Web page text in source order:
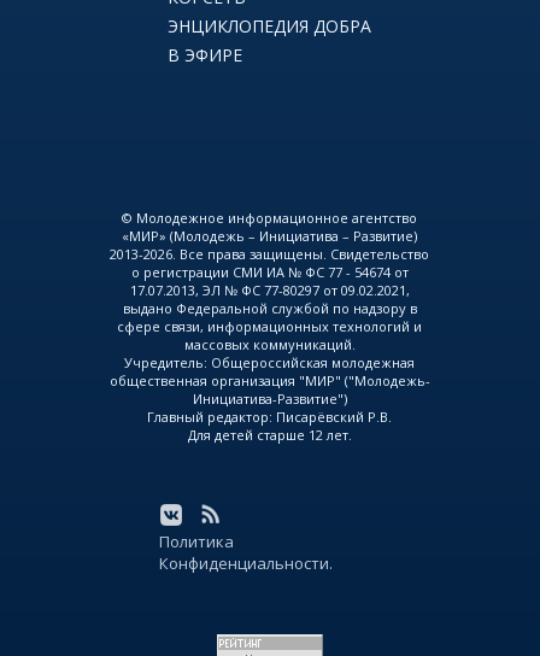
ЭНЦИКЛОПЕДИЯ ДОБРА
В ЭФИРЕ
© Молодежное информационное агентство
«МИР» (Молодежь – Инициатива – Развитие)
2013-2026. Все права защищены. Свидетельство
о регистрации СМИ ИА № ФС 77 - 54674 от
17.07.2013, ЭЛ № ФС 77-80297 от 09.02.2021,
выдано Федеральной службой по надзору в
сфере связи, информационных технологий и
массовых коммуникаций.
Учредитель: Общероссийская молодежная
общественная организация "МИР" ("Молодежь-
Инициатива-Развитие")
Главный редактор: Писарёвский Р.В.
Для детей старше 12 лет.
Политика
Конфиденциальности.